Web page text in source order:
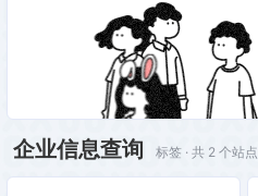
企业信息查询 标签 · 共 2 个站点